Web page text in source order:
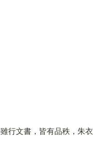
行文書，皆有品秩，朱衣